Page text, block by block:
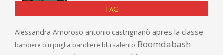
TAG
Alessandra Amoroso antonio castrignanò apres la classe
bandiere blu puglia bandiere blu salento Boomdabash